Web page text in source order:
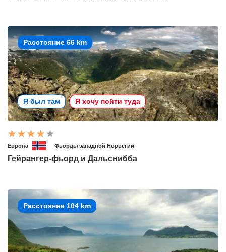
Расстояние 66 km
Я был там Я хочу пойти туда
Европа Фьорды западной Норвегии
Гейрангер-фьорд и Дальснибба
Расстояние 104 km